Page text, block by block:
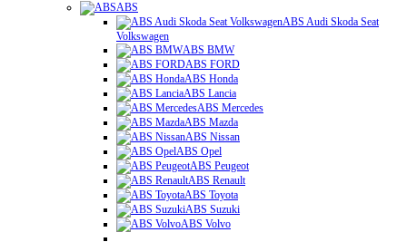
ABS
ABS Audi Skoda Seat
Volkswagen
ABS BMW
ABS FORD
ABS Honda
ABS Lancia
ABS Mercedes
ABS Mazda
ABS Nissan
ABS Opel
ABS Peugeot
ABS Renault
ABS Toyota
ABS Suzuki
ABS Volvo